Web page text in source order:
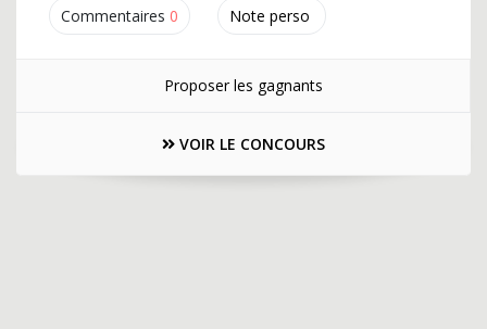
Commentaires 0 Note perso
Proposer les gagnants
VOIR LE CONCOURS